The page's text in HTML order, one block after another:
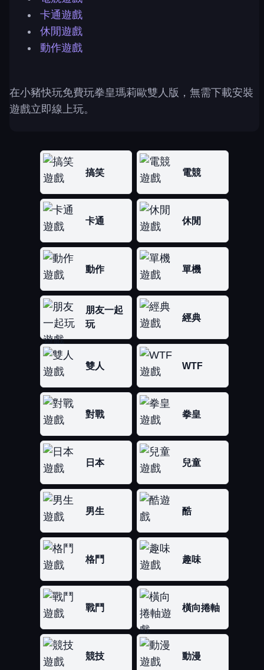
卡通遊戲
休閒遊戲
動作遊戲
在小豬快玩免費玩拳皇瑪莉歐雙人版，無需下載安裝
遊戲立即線上玩。
搞笑 電競
卡通 休閒
動作 單機
朋友一起
玩
經典
雙人 WTF
對戰 拳皇
日本 兒童
男生 酷
格鬥 趣味
戰鬥 橫向捲軸
競技 動漫